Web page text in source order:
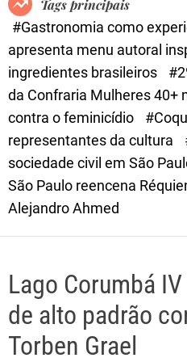
e
Tags principais
#Gastronomia como
apresenta menu autoral
ingredientes brasileiros
da Confraria Mulheres 40+
contra o feminicídio
representantes da cultura
sociedade civil em São
São Paulo reencena
Alejandro Ahmed
Lago Corumbá
de alto padrão
Torben Grael